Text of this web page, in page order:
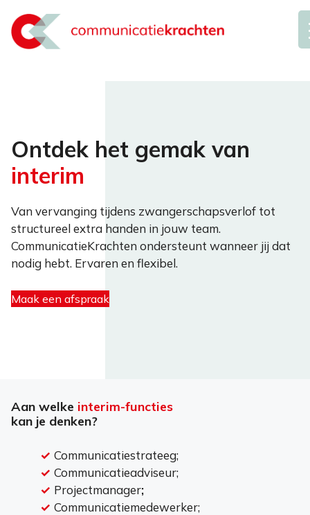
naar
de
Ontdek het gemak van
interim
Van vervanging tijdens zwangerschapsverlof tot
structureel extra handen in jouw team.
CommunicatieKrachten ondersteunt wanneer jij dat
nodig hebt. Ervaren en flexibel.
Maak een afspraak
Aan welke interim-functies
kan je denken?
Communicatiestrateeg;
Communicatieadviseur;
Projectmanager;
Communicatiemedewerker;